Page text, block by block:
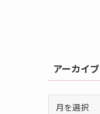
アーカイブ